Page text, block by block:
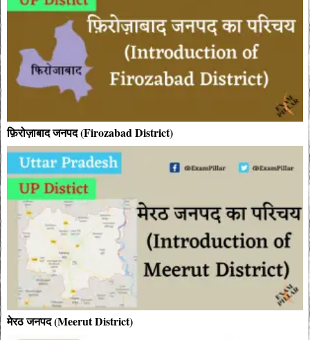
फ़िरोज़ाबाद जनपद (Firozabad District)
मेरठ जनपद (Meerut District)